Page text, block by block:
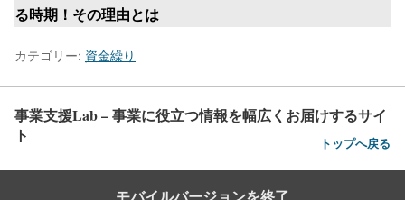
る時期！その理由とは
カテゴリー: 資金繰り
事業支援Lab – 事業に役立つ情報を幅広くお届けするサイ
ト
トップへ戻る
モバイルバージョンを終了